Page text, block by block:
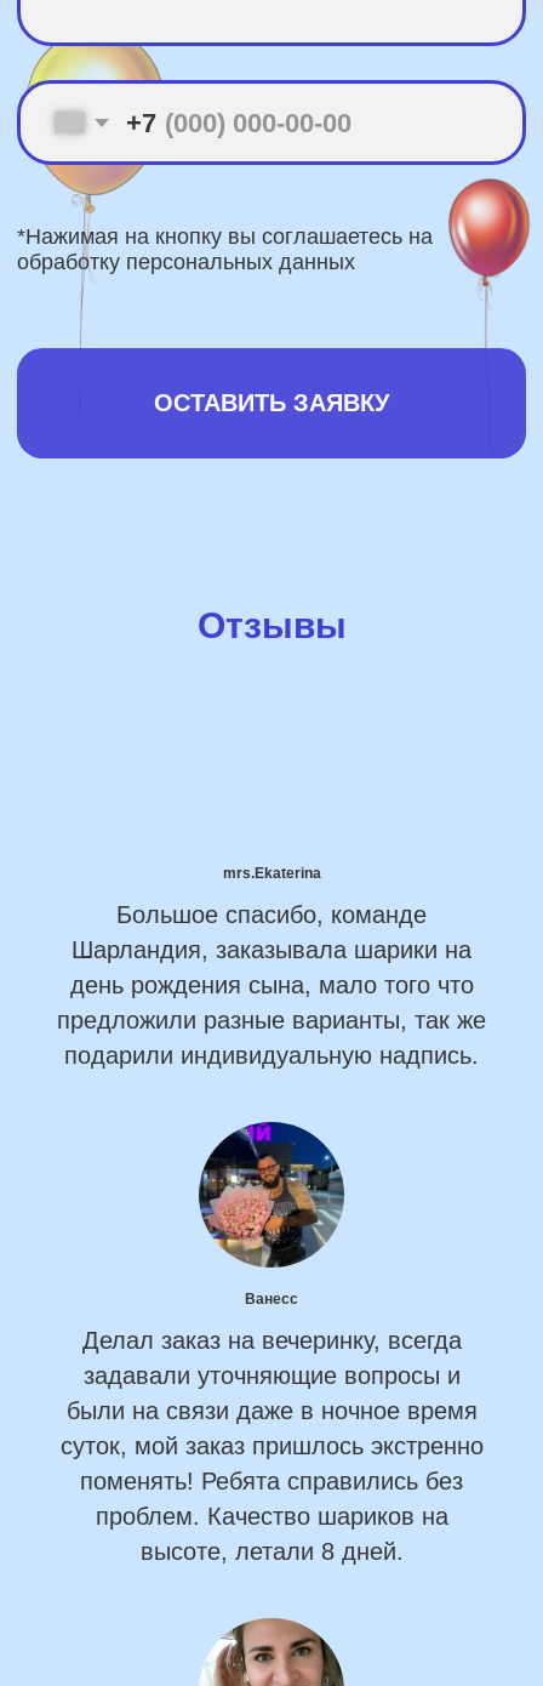
Отзывы
mrs.Ekaterina
Большое спасибо, команде
Шарландия, заказывала шарики на
день рождения сына, мало того что
предложили разные варианты, так же
подарили индивидуальную надпись.
Ванесс
Делал заказ на вечеринку, всегда
задавали уточняющие вопросы и
были на связи даже в ночное время
суток, мой заказ пришлось экстренно
поменять! Ребята справились без
проблем. Качество шариков на
высоте, летали 8 дней.